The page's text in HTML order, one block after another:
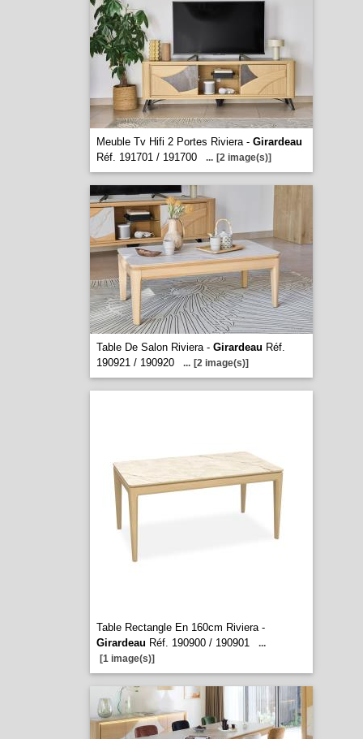
Meuble Tv Hifi 2 Portes Riviera - Girardeau
Réf. 191701 / 191700
... [2 image(s)]
Table De Salon Riviera - Girardeau Réf.
190921 / 190920
... [2 image(s)]
Table Rectangle En 160cm Riviera -
Girardeau Réf. 190900 / 190901
...
[1 image(s)]